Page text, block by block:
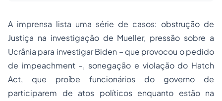
A imprensa lista uma série de casos: obstrução de
Justiça na investigação de Mueller, pressão sobre a
Ucrânia para investigar Biden – que provocou o pedido
de impeachment –, sonegação e violação do Hatch
Act, que proíbe funcionários do governo de
participarem de atos políticos enquanto estão na